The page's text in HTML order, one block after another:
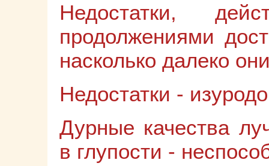
Недостатки,
продолжениями
насколько далеко
Недостатки -
Дурные качества
в глупости -